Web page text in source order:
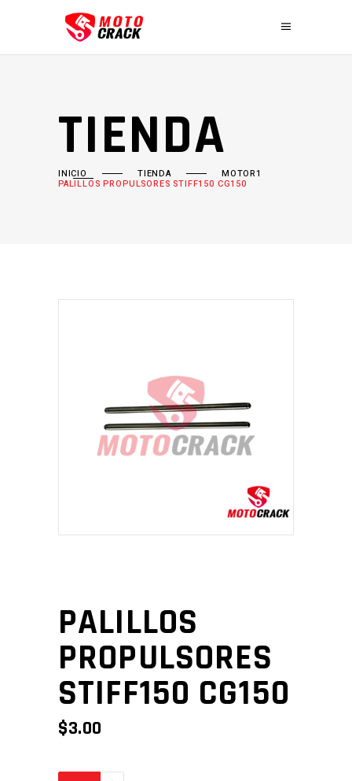
TIENDA
INICIO TIENDA MOTOR1
PALILLOS PROPULSORES STIFF150 CG150
PALILLOS
PROPULSORES
STIFF150 CG150
$3.00